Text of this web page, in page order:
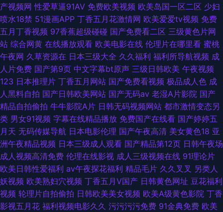
产视频网 性爱草逼91AV 免费欧美视频 欧美岛国一区二区 少妇
喷水18禁 51漫画APP 丁香五月花激情网 欧美爱爱tv视频 免费
五月丁香视频 97香蕉超级碰碰 国产免费看二区 三级黄色片网
站 综合网黄 在线播放观看 欧美电影在线 伦理片在哪里看 蜜桃
午夜网 久草资源在 日本三级大全 久久福利 福利所导航视频 成
人片免费 国产第9页 中文字幕bt原声 三级日韩欧美 午夜视频
123 日本推理片 丁香五月网站 国产免费看视频 极品成人色 成
人黑料自拍 国产日韩欧美网站 国产无码av 老湿A片影院 国产
精品自拍偷拍 牛牛影院A片 日韩无码视频网站 都市激情变态另
类 男女91视频 字幕在线精品播放 免费国产在线看 国产婷婷五
月天 无码传媒导航 日本电影伦理 国产午夜高清 美女黄色18 亚
洲午夜精品视频 日本三级成人观看 国产精品第12页 日韩午夜场
成人视频高清免费 伦理在线影视 成人三级视频在线 91理论片
欧美日韩性爱福利 av午夜探花福利 精品毛片 久久叉叉 另类人
妖视频 欧美熟妇穴视频 丁香五月V国产 日韩黄色网址 豆花福利
视频 轮理片自拍偷拍 日韩欧美美女视频 欧美A级黄色影院 丁香
影视五月花 福利视频电影久久 污污污污免费 91金典免费 欧美